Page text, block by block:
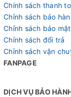
Chính sách thanh
Chỉnh sách bảo
Chỉnh sách bảo mật
Chỉnh sách đổi trả
Chỉnh sách vận
FANPAGE
DỊCH VỤ BẢO